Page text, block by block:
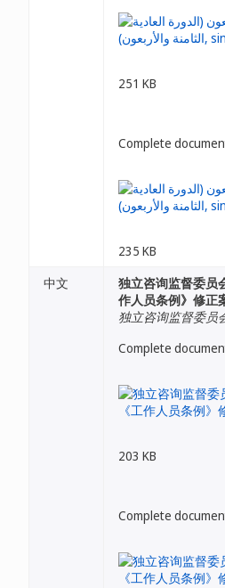
251 KB
Complete
235 KB
中文
独立咨询监督委员
作人员条例》修正
独立咨询监督委员
Complete
203 KB
Complete